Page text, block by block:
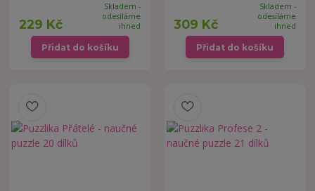
229 Kč
Skladem -
odesíláme
ihned
Přidat do košíku
309 Kč
Skladem -
odesíláme
ihned
Přidat do košíku